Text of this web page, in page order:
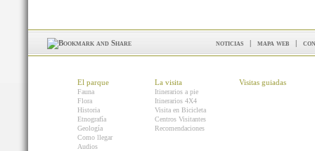
noticias | mapa web |
El parque
Fauna
Flora
Historia
Etnografía
Geología
Como llegar
Audios
La visita
Itinerarios a pie
Itinerarios 4X4
Visita en Bicicleta
Centros Visitantes
Recomendaciones
Visitas guiadas